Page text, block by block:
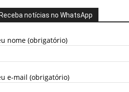
notícias no WhatsApp
nome (obrigatório)
e-mail (obrigatório)